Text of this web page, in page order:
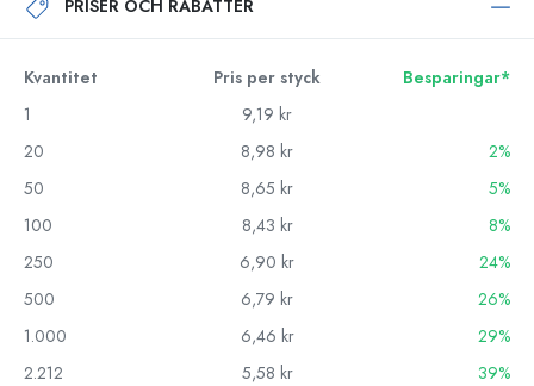
PRISER OCH RABATTER
Kvantitet Pris per styck
Besparingar*
1
9,19 kr
20
8,98 kr
2%
50
8,65 kr
5%
100
8,43 kr
8%
250
6,90 kr
24%
500
6,79 kr
26%
1.000
6,46 kr
29%
2.212
5,58 kr 39%